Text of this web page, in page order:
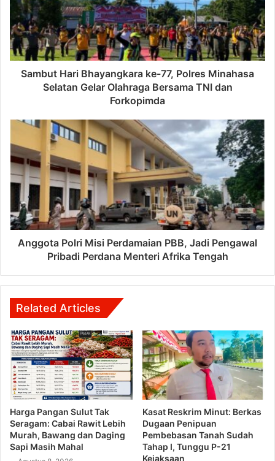
Sambut Hari Bhayangkara ke-77, Polres Minahasa
Selatan Gelar Olahraga Bersama TNI dan
Forkopimda
Anggota Polri Misi Perdamaian PBB, Jadi Pengawal
Pribadi Perdana Menteri Afrika Tengah
Related Articles
Harga Pangan Sulut Tak
Seragam: Cabai Rawit Lebih
Murah, Bawang dan Daging
Sapi Masih Mahal
Kasat Reskrim Minut: Berkas
Dugaan Penipuan
Pembebasan Tanah Sudah
Tahap I, Tunggu P-21
Kejaksaan